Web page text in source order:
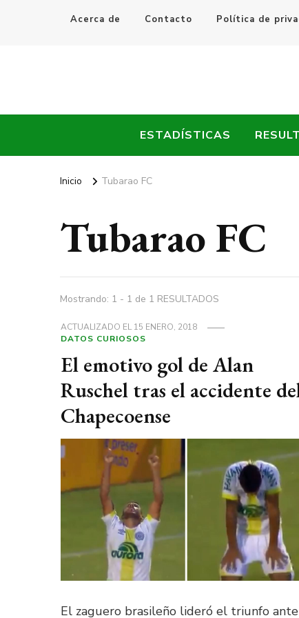
Acerca de Contacto Política de
Every Fútbol
ESTADÍSTICAS
Inicio Tubarao FC
Tubarao FC
Mostrando: 1 - 1 de 1 RESULTADOS
ACTUALIZADO EL15 ENERO, 2018
DATOS CURIOSOS
El emotivo gol de Alan
Ruschel tras el accidente
Chapecoense
El zaguero brasileño lideró el triunfo ante